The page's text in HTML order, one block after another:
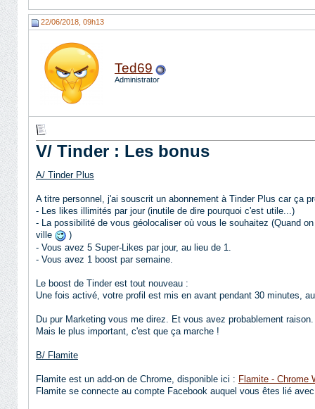
22/06/2018, 09h13
Ted69
Administrator
V/ Tinder : Les bonus
A/ Tinder Plus
A titre personnel, j'ai souscrit un abonnement à Tinder Plus car ça
- Les likes illimités par jour (inutile de dire pourquoi c'est utile...)
- La possibilité de vous géolocaliser où vous le souhaitez (Quand
ville
)
- Vous avez 5 Super-Likes par jour, au lieu de 1.
- Vous avez 1 boost par semaine.
Le boost de Tinder est tout nouveau :
Une fois activé, votre profil est mis en avant pendant 30 minutes,
Du pur Marketing vous me direz. Et vous avez probablement raison.
Mais le plus important, c'est que ça marche !
B/ Flamite
Flamite est un add-on de Chrome, disponible ici : Flamite - Chrome
Flamite se connecte au compte Facebook auquel vous êtes lié